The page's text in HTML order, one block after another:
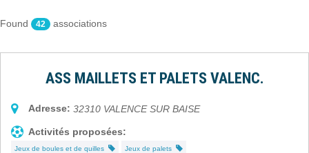
Found 42 associations
ASS MAILLETS ET PALETS VALENC.
Adresse: 32310 VALENCE SUR BAISE
Activités proposées:
Jeux de boules et de quilles Jeux de palets